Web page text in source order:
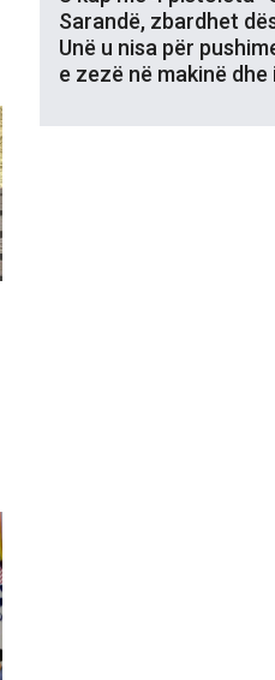
Sarandë, zbardhet
Unë u nisa për
e zezë në makinë dhe